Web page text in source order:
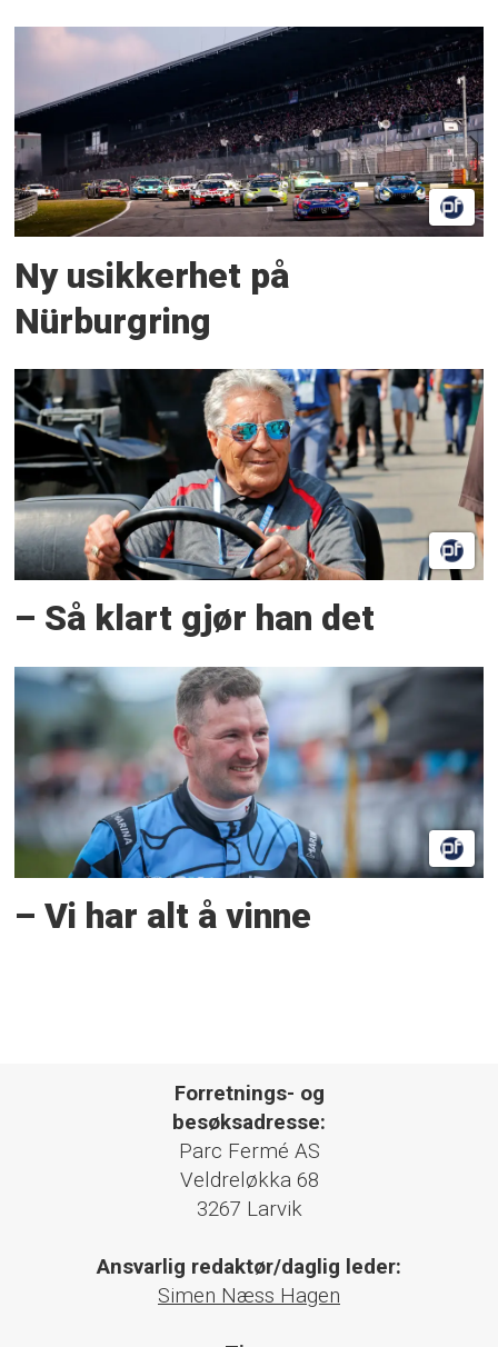
Ny usikkerhet på
Nürburgring
– Så klart gjør han det
– Vi har alt å vinne
Forretnings- og
besøksadresse:
Parc Fermé AS
Veldreløkka 68
3267 Larvik
Ansvarlig redaktør/daglig leder:
Simen Næss Hagen